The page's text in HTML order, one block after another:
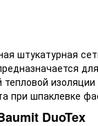
штукатурная
изоляции
при шпаклевке
DuoTex